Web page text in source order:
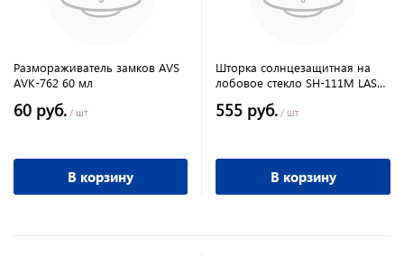
Размораживатель замков AVS
AVK-762 60 мл
60 руб. / шт
В корзину
Шторка солнцезащитная на
лобовое стекло SH-111M LASER
555 руб. / шт
В корзину